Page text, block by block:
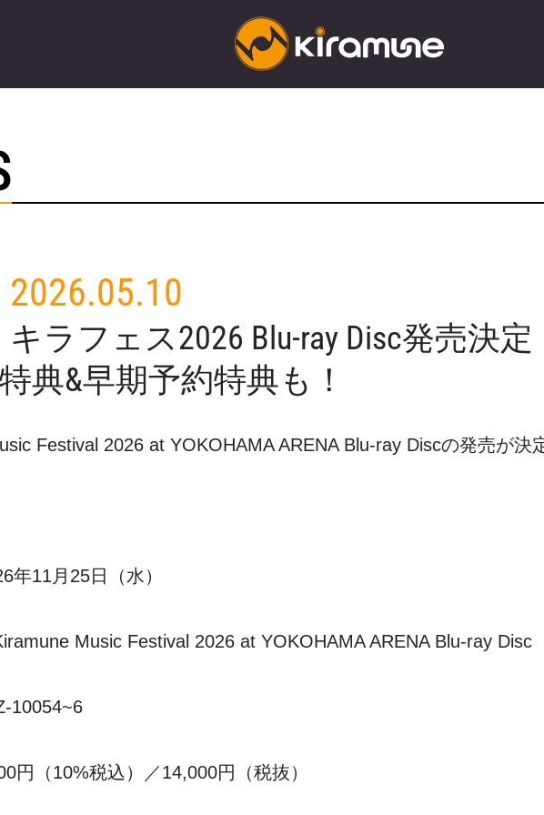
2026.05.10
キラフェス2026 Blu-ray Disc発売決
典&早期予約特典も！
Festival 2026 at YOKOHAMA ARENA Blu-ray Discの発売が決
年11月25日（水）
Music Festival 2026 at YOKOHAMA ARENA Blu-ray Disc
10054~6
円（10%税込）／14,000円（税抜）